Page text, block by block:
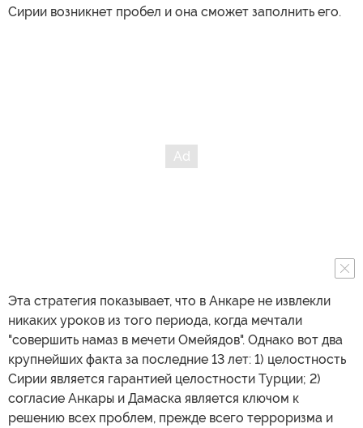
Сирии возникнет пробел и она сможет заполнить его.
Эта стратегия показывает, что в Анкаре не извлекли
никаких уроков из того периода, когда мечтали
"совершить намаз в мечети Омейядов". Однако вот два
крупнейших факта за последние 13 лет: 1) целостность
Сирии является гарантией целостности Турции; 2)
согласие Анкары и Дамаска является ключом к
решению всех проблем, прежде всего терроризма и